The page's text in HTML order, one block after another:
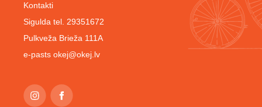
Kontakti
Sigulda tel. 29351672
Pulkveža Brieža 111A
e-pasts okej@okej.lv